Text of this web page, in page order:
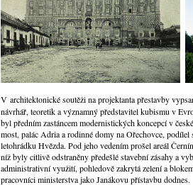
V architektonické soutěži na projektanta přestavby
návrhář, teoretik a významný představitel kubismu v
byl předním zastáncem modernistických koncepcí v
most, palác Adria a rodinné domy na Ořechovce,
letohrádku Hvězda. Pod jeho vedením prošel areál
níž byly citlivě odstraněny předešlé stavební zásahy a
administrativní využití, pohledově zakrytá zelení a
pracovníci ministerstva jako Janákovu přístavbu dodnes.